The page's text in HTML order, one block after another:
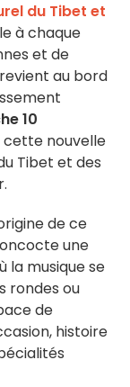
du Tibet et
à chaque
et de
au bord
10
cette nouvelle
Tibet et des
de ce
une
la musique se
rondes ou
de
histoire